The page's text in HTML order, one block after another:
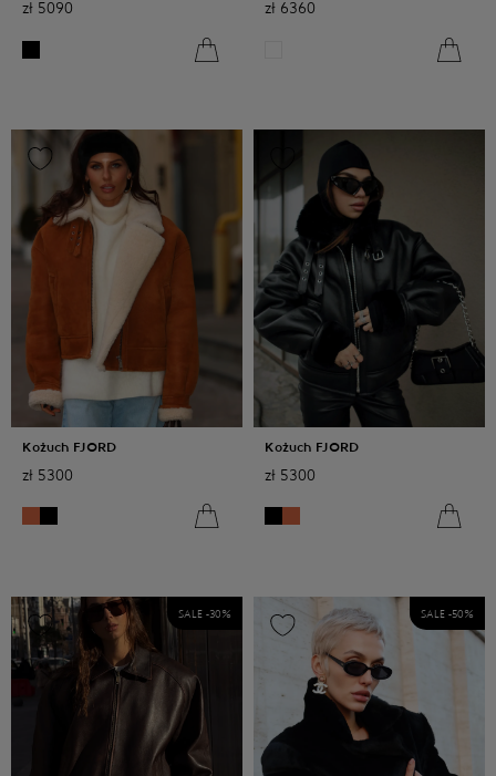
zł 5090 zł 6360
Kożuch FJORD
zł 5300
Kożuch FJORD
zł 5300
SALE -30 % SALE -50 %